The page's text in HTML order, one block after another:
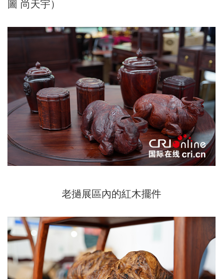
圖 尚天宇）
老撾展區內的紅木擺件